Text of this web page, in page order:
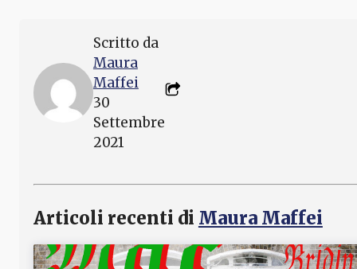
Scritto da
Maura
Maffei
30
Settembre
2021
Articoli recenti di Maura Maffei